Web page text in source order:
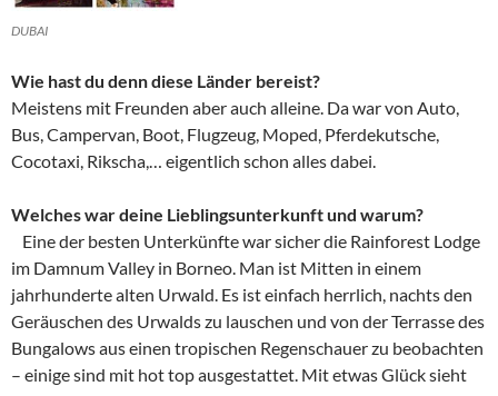
DUBAI
Wie hast du denn diese Länder bereist?
Meistens mit Freunden aber auch alleine. Da war von Auto,
Bus, Campervan, Boot, Flugzeug, Moped, Pferdekutsche,
Cocotaxi, Rikscha,… eigentlich schon alles dabei.
Welches war deine Lieblingsunterkunft und warum?
Eine der besten Unterkünfte war sicher die Rainforest Lodge
im Damnum Valley in Borneo. Man ist Mitten in einem
jahrhunderte alten Urwald. Es ist einfach herrlich, nachts den
Geräuschen des Urwalds zu lauschen und von der Terrasse des
Bungalows aus einen tropischen Regenschauer zu beobachten
– einige sind mit hot top ausgestattet. Mit etwas Glück sieht